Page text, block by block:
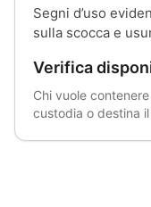
Segni d’uso
sulla scocca e
Verifica
Chi vuole
custodia o destina